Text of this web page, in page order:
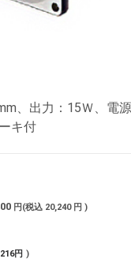
、出力：15Ｗ、電
キ付
円(税込 20,240 円 )
円 )